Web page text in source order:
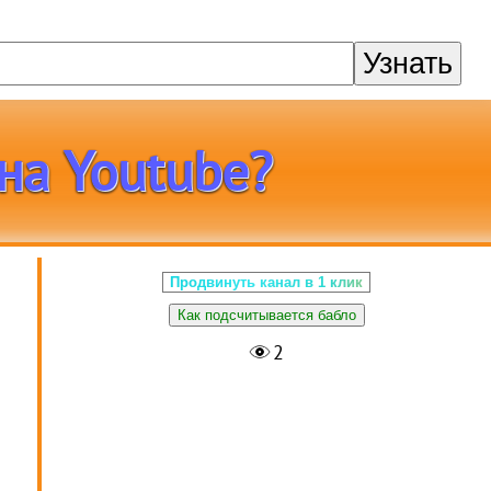
Узнать
Youtube?
Продвинуть канал в 1 клик
Как подсчитывается бабло
2